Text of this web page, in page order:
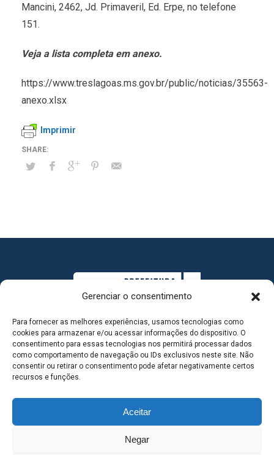
Gerenciar o consentimento
Para fornecer as melhores experiências, usamos tecnologias como
cookies para armazenar e/ou acessar informações do dispositivo. O
consentimento para essas tecnologias nos permitirá processar dados
como comportamento de navegação ou IDs exclusivos neste site. Não
consentir ou retirar o consentimento pode afetar negativamente certos
recursos e funções.
Aceitar
Negar
Mancini, 2462, Jd. Primaveril, Ed. Erpe, no telefone
151.
Veja a lista completa em anexo.
https://www.treslagoas.ms.gov.br/public/noticias/35563-
anexo.xlsx
Imprimir
MAPA DO SITE
SEDE DO ADMINISTRATIVO MUNICIPAL - Avenida